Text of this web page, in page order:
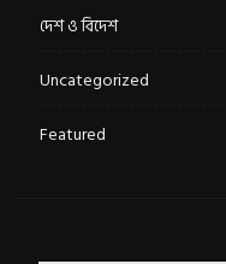
দেশ ও বিদেশ
Uncategorized
Featured